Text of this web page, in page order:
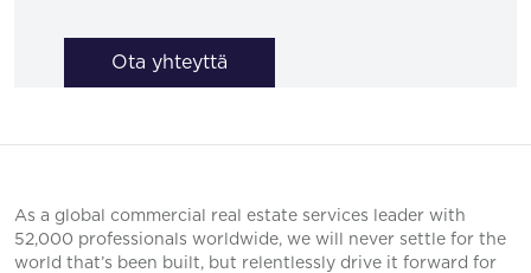
Ota yhteyttä
As a global commercial real estate services leader with
52,000 professionals worldwide, we will never settle for the
world that’s been built, but relentlessly drive it forward for